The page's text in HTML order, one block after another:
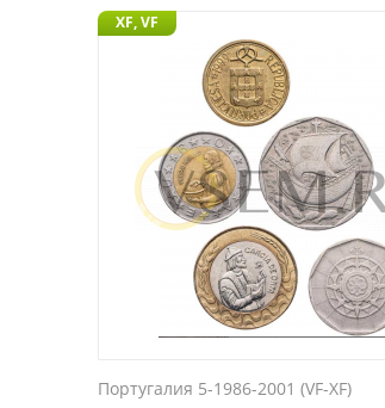
XF, VF
Португалия 5-1986-2001 (VF-XF)